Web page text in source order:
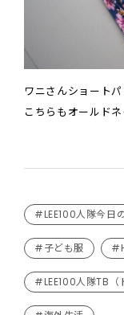
ワニさんショートパ
こちらもオールドネ
#LEE100人隊今日
#子ども服
#LEE100人隊TB（